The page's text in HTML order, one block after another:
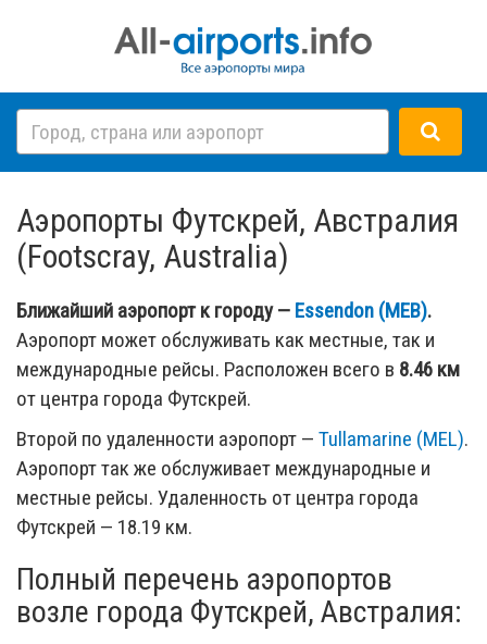
Аэропорты Футскрей, Австралия
(Footscray, Australia)
Ближайший аэропорт к городу — Essendon (MEB).
Аэропорт может обслуживать как местные, так и
международные рейсы. Расположен всего в 8.46 км
от центра города Футскрей.
Второй по удаленности аэропорт — Tullamarine (MEL).
Аэропорт так же обслуживает международные и
местные рейсы. Удаленность от центра города
Футскрей — 18.19 км.
Полный перечень аэропортов
возле города Футскрей, Австралия: